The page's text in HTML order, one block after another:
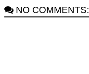
NO COMMENTS: